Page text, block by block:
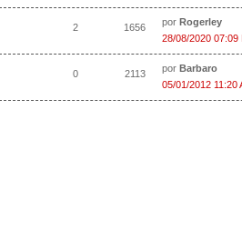
2 1656 por Rogerley
28/08/2020 07:09
0 2113 por Barbaro
05/01/2012 11:20